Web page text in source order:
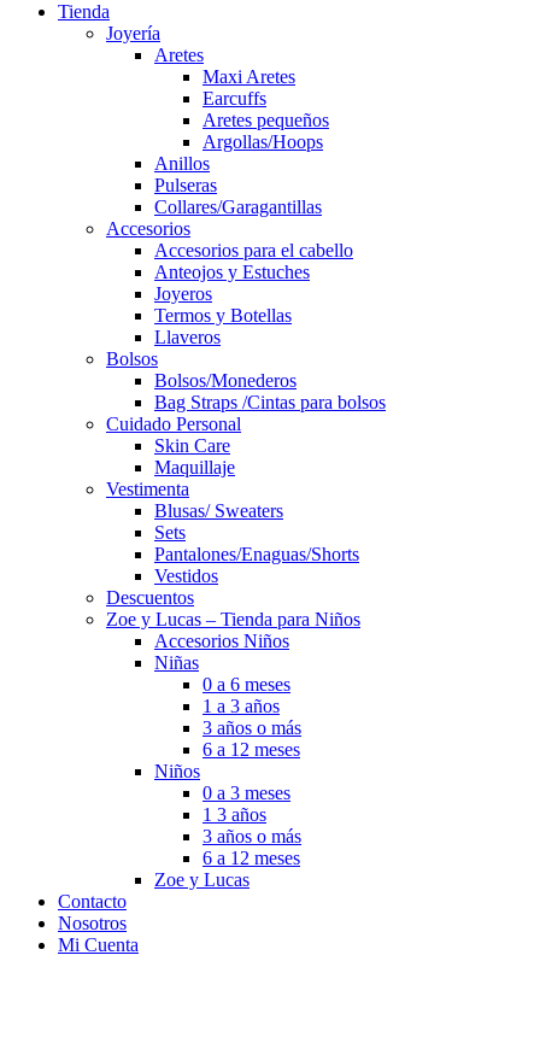
Tienda
Joyería
Aretes
Maxi Aretes
Earcuffs
Aretes pequeños
Argollas/Hoops
Anillos
Pulseras
Collares/Garagantillas
Accesorios
Accesorios para el cabello
Anteojos y Estuches
Joyeros
Termos y Botellas
Llaveros
Bolsos
Bolsos/Monederos
Bag Straps /Cintas para bolsos
Cuidado Personal
Skin Care
Maquillaje
Vestimenta
Blusas/ Sweaters
Sets
Pantalones/Enaguas/Shorts
Vestidos
Descuentos
Zoe y Lucas – Tienda para Niños
Accesorios Niños
Niñas
0 a 6 meses
1 a 3 años
3 años o más
6 a 12 meses
Niños
0 a 3 meses
1 3 años
3 años o más
6 a 12 meses
Zoe y Lucas
Contacto
Nosotros
Mi Cuenta